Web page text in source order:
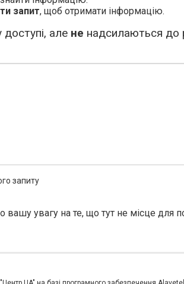
запит, щоб отримати інформацію.
але не надсилаються до
запиту
вашу увагу на те, що тут не місце для